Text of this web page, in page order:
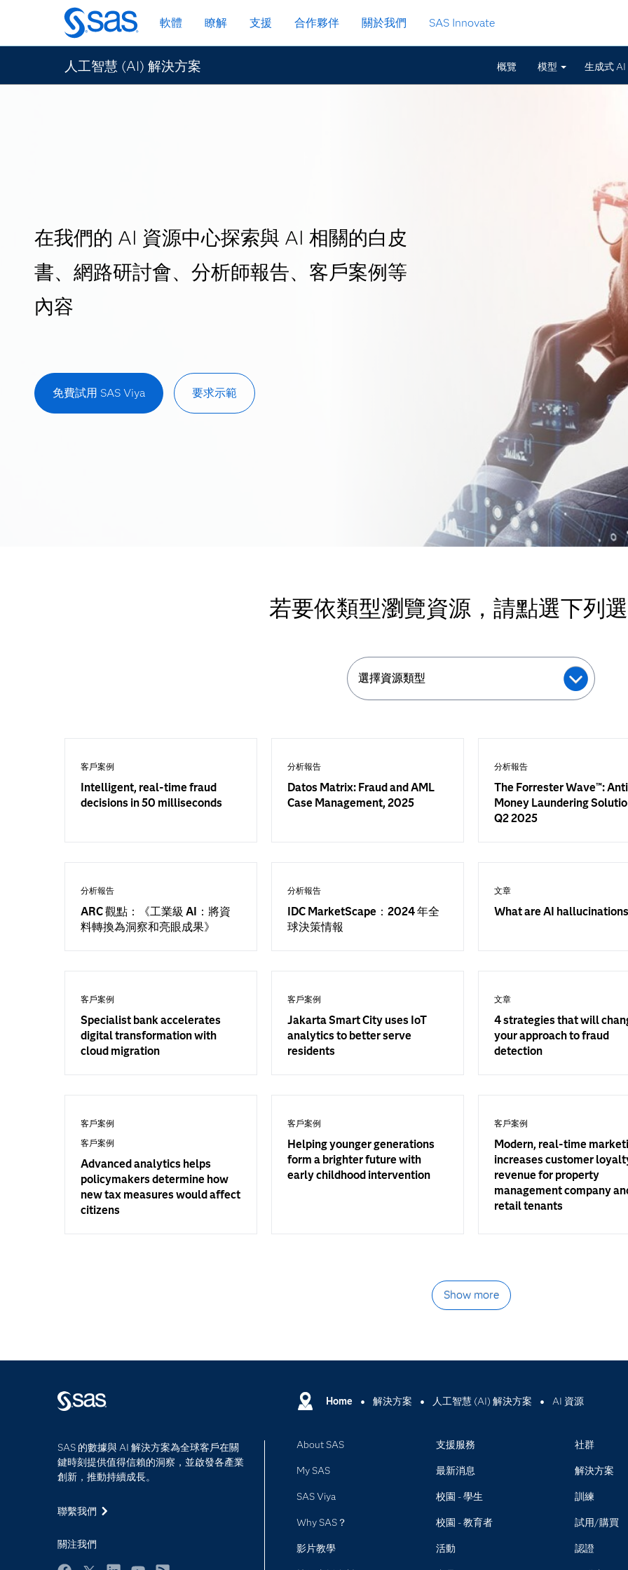
跳
至
內
軟體 瞭解 支援 合作夥伴 關於我們 SAS Innovate
人工智慧 (AI) 解決方案 概覽 模型 生成式 AI
在我們的 AI 資源中心探索與 AI 相關的白皮
書、網路研討會、分析師報告、客戶案例等
內容
免費試用 SAS Viya 要求示範
若要依類型瀏覽資源，請點選下列
選擇資源類型
客戶案例
Intelligent, real-time fraud
decisions in 50 milliseconds
分析報告
Datos Matrix: Fraud and AML
Case Management, 2025
分析報告
The Forrester Wave™:
Money Laundering
Q2 2025
分析報告
ARC 觀點：《工業級 AI：將資
料轉換為洞察和亮眼成果》
分析報告
IDC MarketScape：2024 年全
球決策情報
文章
What are AI
客戶案例
Specialist bank accelerates
digital transformation with
cloud migration
客戶案例
Jakarta Smart City uses IoT
analytics to better serve
residents
文章
4 strategies that will
your approach to fraud
detection
客戶案例
客戶案例
Advanced analytics helps
policymakers determine how
new tax measures would affect
citizens
客戶案例
Helping younger generations
form a brighter future with
early childhood intervention
客戶案例
Modern, real-time
increases customer
revenue for property
management company
retail tenants
Show more
Home 解決方案 人工智慧 (AI) 解決方案 AI 資源
SAS 的數據與 AI 解決方案為全球客戶在關
鍵時刻提供值得信賴的洞察，並啟發各產業
創新，推動持續成長。
聯繫我們
關注我們
About SAS
My SAS
SAS Viya
Why SAS？
影片教學
支援服務
最新消息
校園 - 學生
校園 - 教育者
活動
社群
解決方案
訓練
試用/購買
認證